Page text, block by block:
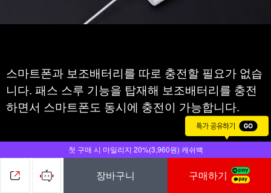
첫 구매 시 마일리지 20%(3,960원) 캐쉬백
장바구니 구매하기